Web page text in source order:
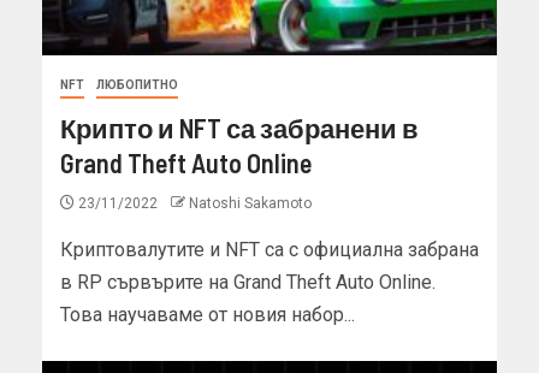
NFT ЛЮБОПИТНО
Крипто и NFT са забранени в
Grand Theft Auto Online
23/11/2022 Natoshi Sakamoto
Криптовалутите и NFT са с официална забрана
в RP сървърите на Grand Theft Auto Online.
Това научаваме от новия набор...